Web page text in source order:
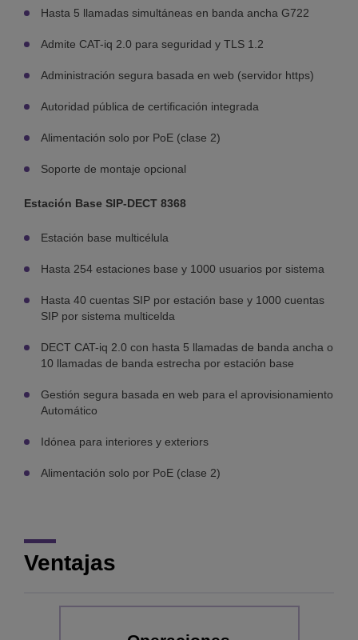
Hasta 5 llamadas simultáneas en banda ancha G722
Admite CAT-iq 2.0 para seguridad y TLS 1.2
Administración segura basada en web (servidor https)
Autoridad pública de certificación integrada
Alimentación solo por PoE (clase 2)
Soporte de montaje opcional
Estación Base SIP-DECT 8368
Estación base multicélula
Hasta 254 estaciones base y 1000 usuarios por sistema
Hasta 40 cuentas SIP por estación base y 1000 cuentas
SIP por sistema multicelda
DECT CAT-iq 2.0 con hasta 5 llamadas de banda ancha o
10 llamadas de banda estrecha por estación base
Gestión segura basada en web para el aprovisionamiento
Automático
Idónea para interiores y exteriors
Alimentación solo por PoE (clase 2)
Ventajas